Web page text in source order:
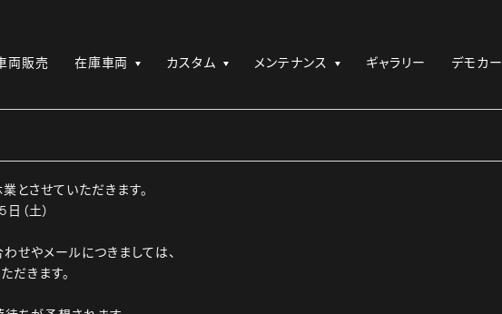
両販売 在庫車両 カスタム メンテナンス ギャラリー デモカー
とさせていただきます。
（土）
せやメールにつきましては、
だきます。